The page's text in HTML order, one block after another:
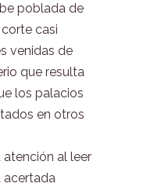
poblada de
casi
venidas de
que resulta
los palacios
en otros
atención al leer
acertada